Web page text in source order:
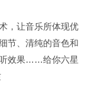
，让音乐所体现优
节、清纯的音色和
听效果……给你六星